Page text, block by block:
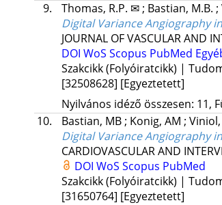
9.
Thomas, R.P. ✉; Bastian, M.B. ;
Digital Variance Angiography
JOURNAL OF VASCULAR AND
DOI WoS Scopus PubMed
Szakcikk (Folyóiratcikk) |
[32508628] [Egyeztetett]
Nyilvános idéző összesen: 11,
10.
Bastian, MB; Konig, AM ; Viniol,
Digital Variance Angiography
CARDIOVASCULAR AND
DOI WoS Scopus PubMed
Szakcikk (Folyóiratcikk) |
[31650764] [Egyeztetett]